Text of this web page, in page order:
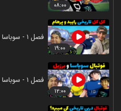
۰۸:۰۰
۱۹:۰۰
فصل ۱ - سوباسا و آلمان با رایبد
۱۲:۰۰
فصل ۱ - سوباسا و برزیل با رایبد